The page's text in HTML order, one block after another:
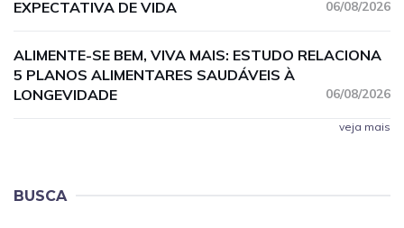
EXPECTATIVA DE VIDA
06/08/2026
ALIMENTE-SE BEM, VIVA MAIS: ESTUDO RELACIONA
5 PLANOS ALIMENTARES SAUDÁVEIS À
LONGEVIDADE
06/08/2026
veja mais
BUSCA